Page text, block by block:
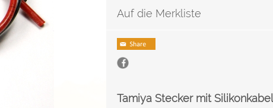
Auf die Merkliste
Tamiya Stecker mit